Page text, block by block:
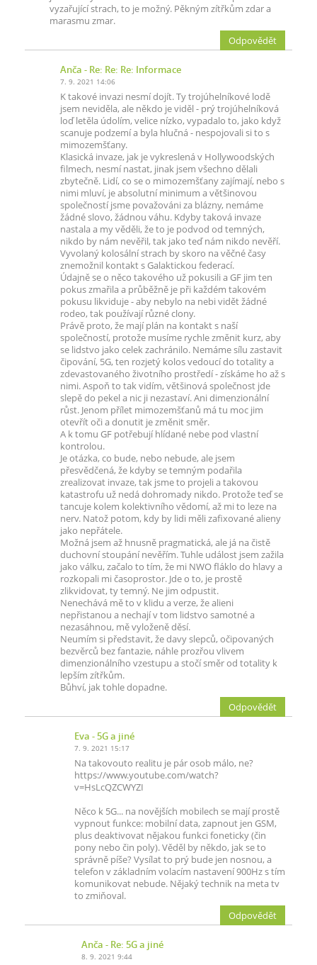
vyzařující strach, to je možný. Pěkným zítřkům zdar a
marasmu zmar.
Odpovědět
Anča - Re: Re: Re: Informace
7. 9. 2021 14:06
K takové invazi nesmí dojít. Ty trojúhelníkové lodě
jsem neviděla, ale někdo je viděl - prý trojúhelníková
loď letěla údolím, velice nízko, vypadalo to, jako když
scanuje podzemí a byla hlučná - nespojovali si to s
mimozemšťany.
Klasická invaze, jak je vykreslená v Hollywoodských
filmech, nesmí nastat, jinak jsem všechno dělali
zbytečně. Lidí, co se o mimozemšťany zajímají, nebo s
nimi mluví, je absolutní minimum a většinovou
společností jsme považováni za blázny, nemáme
žádné slovo, žádnou váhu. Kdyby taková invaze
nastala a my věděli, že to je podvod od temných,
nikdo by nám nevěřil, tak jako teď nám nikdo nevěří.
Vyvolaný kolosální strach by skoro na věčné časy
znemožnil kontakt s Galaktickou federací.
Údajně se o něco takového už pokusili a GF jim ten
pokus zmařila a průběžně je při každém takovém
pokusu likviduje - aby nebylo na nebi vidět žádné
rodeo, tak používají různé clony.
Právě proto, že mají plán na kontakt s naší
společností, protože musíme rychle změnit kurz, aby
se lidstvo jako celek zachránilo. Nemáme sílu zastavit
čipování, 5G, ten rozjetý kolos vedoucí do totality a
zdevastovaného životního prostředí - získáme ho až s
nimi. Aspoň to tak vidím, většinová společnost jde
slepě do pekel a nic ji nezastaví. Ani dimenzionální
růst. Jenom přílet mimozemšťanů má tu moc jim
otevřít oči a donutit je změnit směr.
A k tomu GF potřebují hlídané nebe pod vlastní
kontrolou.
Je otázka, co bude, nebo nebude, ale jsem
přesvědčená, že kdyby se temným podařila
zrealizovat invaze, tak jsme to projeli a takovou
katastrofu už nedá dohromady nikdo. Protože teď se
tancuje kolem kolektivního vědomí, až mi to leze na
nerv. Natož potom, kdy by lidi měli zafixované alieny
jako nepřátele.
Možná jsem až hnusně pragmatická, ale já na čistě
duchovní stoupání nevěřím. Tuhle událost jsem zažila
jako válku, začalo to tím, že mi NWO fláklo do hlavy a
rozkopali mi časoprostor. Jde o to, je prostě
zlikvidovat, ty temný. Ne jim odpustit.
Nenechává mě to v klidu a verze, že alieni
nepřistanou a nechají v tom lidstvo samotné a
nezasáhnou, mě vyloženě děsí.
Neumím si představit, že davy slepců, očipovaných
bezvěrců bez fantazie, náhle prozřou vlivem
dimenzionálního vzestupu a stočí směr od totality k
lepším zítřkům.
Bůhví, jak tohle dopadne.
Odpovědět
Eva - 5G a jiné
7. 9. 2021 15:17
Na takovouto realitu je pár osob málo, ne?
https://www.youtube.com/watch?
v=HsLcQZCWYZI
Něco k 5G... na novějších mobilech se mají prostě
vypnout funkce: mobilní data, zapnout jen GSM,
plus deaktivovat nějakou funkci foneticky (čin
pony nebo čin poly). Věděl by někdo, jak se to
správně píše? Vysílat to prý bude jen nosnou, a
telefon v základním volacím nastavení 900Hz s tím
komunikovat nebude. Nějaký technik na meta tv
to zmiňoval.
Odpovědět
Anča - Re: 5G a jiné
8. 9. 2021 9:44